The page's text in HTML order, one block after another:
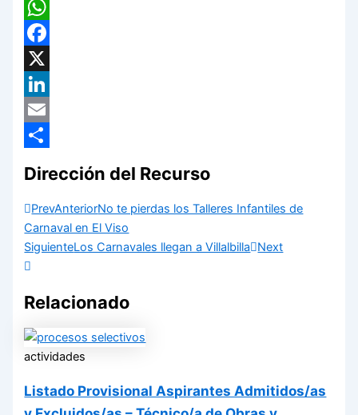
WhatsApp
Facebook
X
LinkedIn
Email
Dirección del Recurso
PrevAnteriorNo te pierdas los Talleres Infantiles de
Carnaval en El Viso
SiguienteLos Carnavales llegan a Villalbilla Next
Relacionado
actividades
Listado Provisional Aspirantes Admitidos/as